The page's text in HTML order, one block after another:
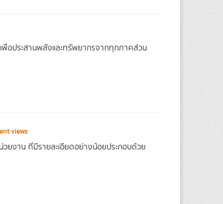
อประสานพลังและทรัพยากรจากทุกภาคส่วน
views
ยงาน ที่มีรายละเอียดอย่างน้อยประกอบด้วย